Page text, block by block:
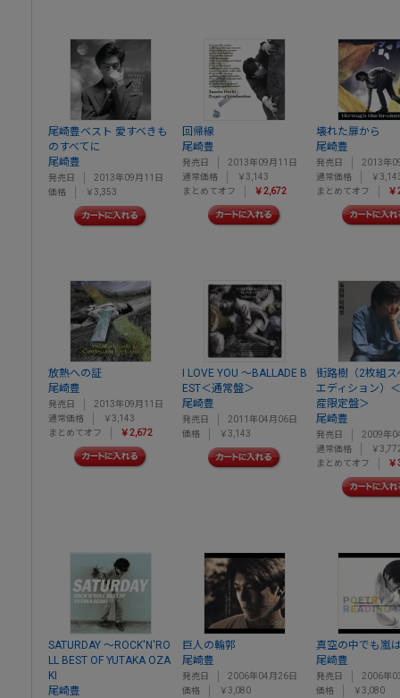
尾崎豊ベスト 愛すべきも
のすべてに
尾崎豊
発売日
2013年09月11日
価格
￥3,353
回帰線
尾崎豊
発売日
2013年09月11日
通常価格
￥3,143
まとめてオフ
￥2,672
壊れた扉から
尾崎豊
発売日
2013年
通常価格
￥
まとめてオフ
￥
放熱への証
尾崎豊
発売日
2013年09月11日
通常価格
￥3,143
まとめてオフ
￥2,672
I LOVE YOU ～BALLADE B
EST＜通常盤＞
尾崎豊
発売日
2011年04月06日
価格
￥3,143
街路樹（2枚組ス
エディション）
産限定盤＞
尾崎豊
発売日
2009年
通常価格
￥
まとめてオフ
￥
SATURDAY ～ROCK'N'RO
LL BEST OF YUTAKA OZA
KI
尾崎豊
巨人の輪郭
尾崎豊
発売日
2006年04月26日
価格
￥3,080
真空の中でも嵐
尾崎豊
発売日
2006年
価格
￥3,080